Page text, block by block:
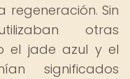
Sin
otras
el jade azul y el
significados